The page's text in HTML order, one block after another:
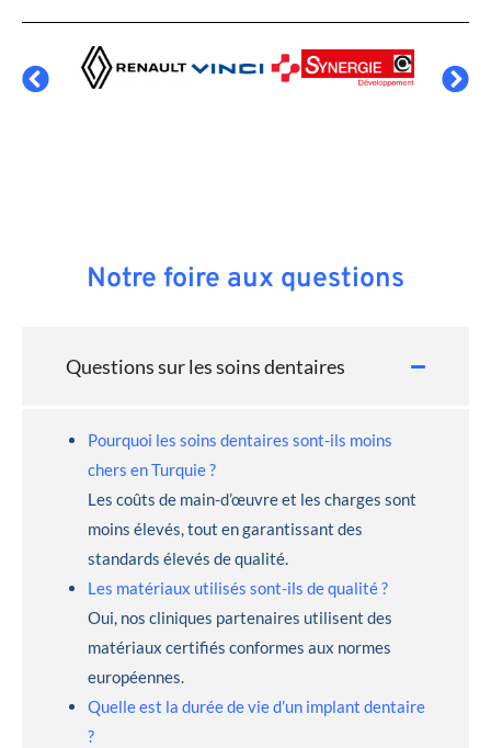
Notre foire aux questions
Questions sur les soins dentaires
Pourquoi les soins dentaires sont-ils moins
chers en Turquie ?
Les coûts de main-d’œuvre et les charges sont
moins élevés, tout en garantissant des
standards élevés de qualité.
Les matériaux utilisés sont-ils de qualité ?
Oui, nos cliniques partenaires utilisent des
matériaux certifiés conformes aux normes
européennes.
Quelle est la durée de vie d’un implant dentaire
?